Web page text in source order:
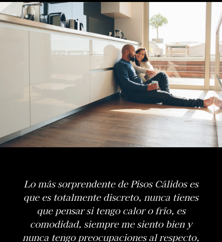
No más comidas frías! Transforma esos mostradores
fríos a cálidos y acogedores.
Es el producto de calefacción más fácil y
eficaz con el que he trabajado. Fácil de
instalar y funciona muy bien. Menores
costos de calefacción.